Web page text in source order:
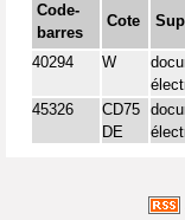
Code-
barres
Cote
40294 W
45326
CD75
DE